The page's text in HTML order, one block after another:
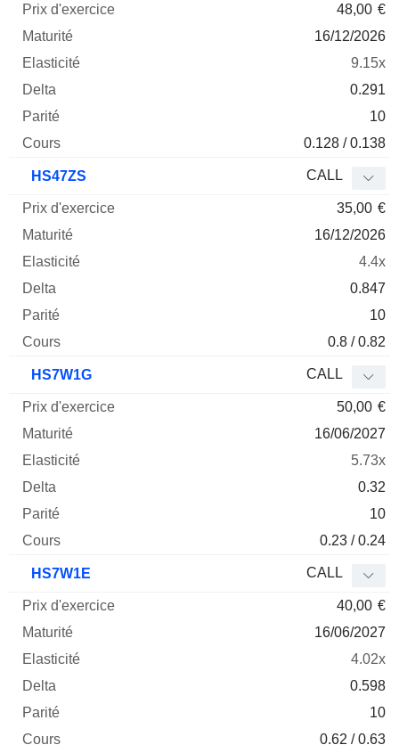
48,00 €
16/12/2026
9.15x
0.291
10
0.128 / 0.138
HS47ZS CALL
35,00 €
16/12/2026
4.4x
0.847
10
0.8 / 0.82
HS7W1G CALL
50,00 €
16/06/2027
5.73x
0.32
10
0.23 / 0.24
HS7W1E CALL
40,00 €
16/06/2027
4.02x
0.598
10
0.62 / 0.63